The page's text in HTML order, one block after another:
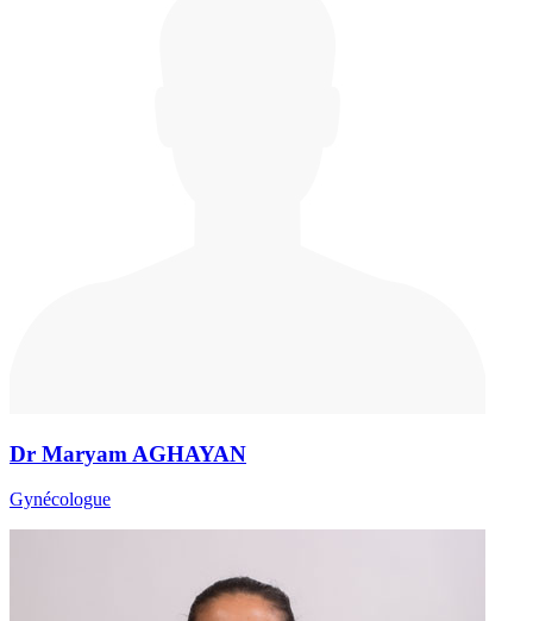
Dr Maryam AGHAYAN
Gynécologue